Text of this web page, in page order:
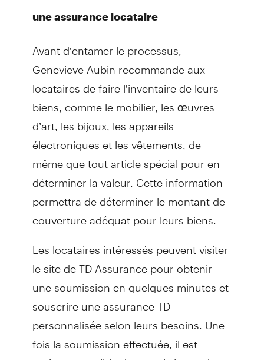
une assurance locataire
Avant d’entamer le processus,
Genevieve Aubin recommande aux
locataires de faire l’inventaire de leurs
biens, comme le mobilier, les œuvres
d’art, les bijoux, les appareils
électroniques et les vêtements, de
même que tout article spécial pour en
déterminer la valeur. Cette information
permettra de déterminer le montant de
couverture adéquat pour leurs biens.
Les locataires intéressés peuvent visiter
le site de TD Assurance pour obtenir
une soumission en quelques minutes et
souscrire une assurance TD
personnalisée selon leurs besoins. Une
fois la soumission effectuée, il est